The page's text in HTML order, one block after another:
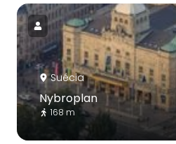
Suécia
Nybroplan
168 m